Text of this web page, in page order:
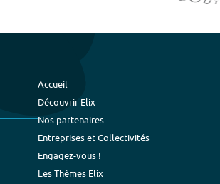
Accueil
Découvrir Elix
Nos partenaires
Entreprises et Collectivités
Engagez-vous !
Les Thèmes Elix